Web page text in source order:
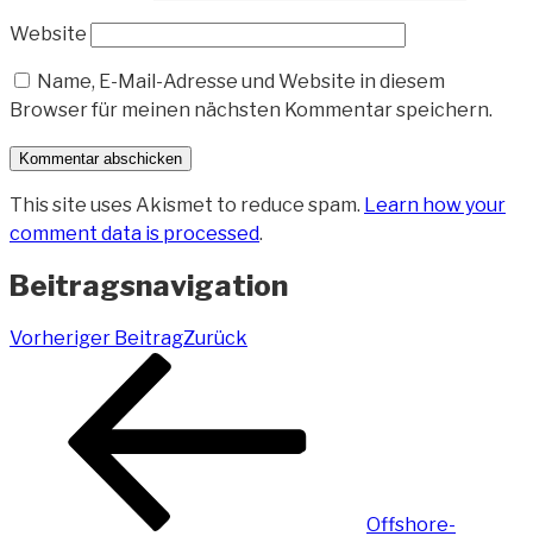
Website
Name, E-Mail-Adresse und Website in diesem
Browser für meinen nächsten Kommentar speichern.
This site uses Akismet to reduce spam. Learn how your
comment data is processed.
Beitragsnavigation
Vorheriger BeitragZurück
Offshore-